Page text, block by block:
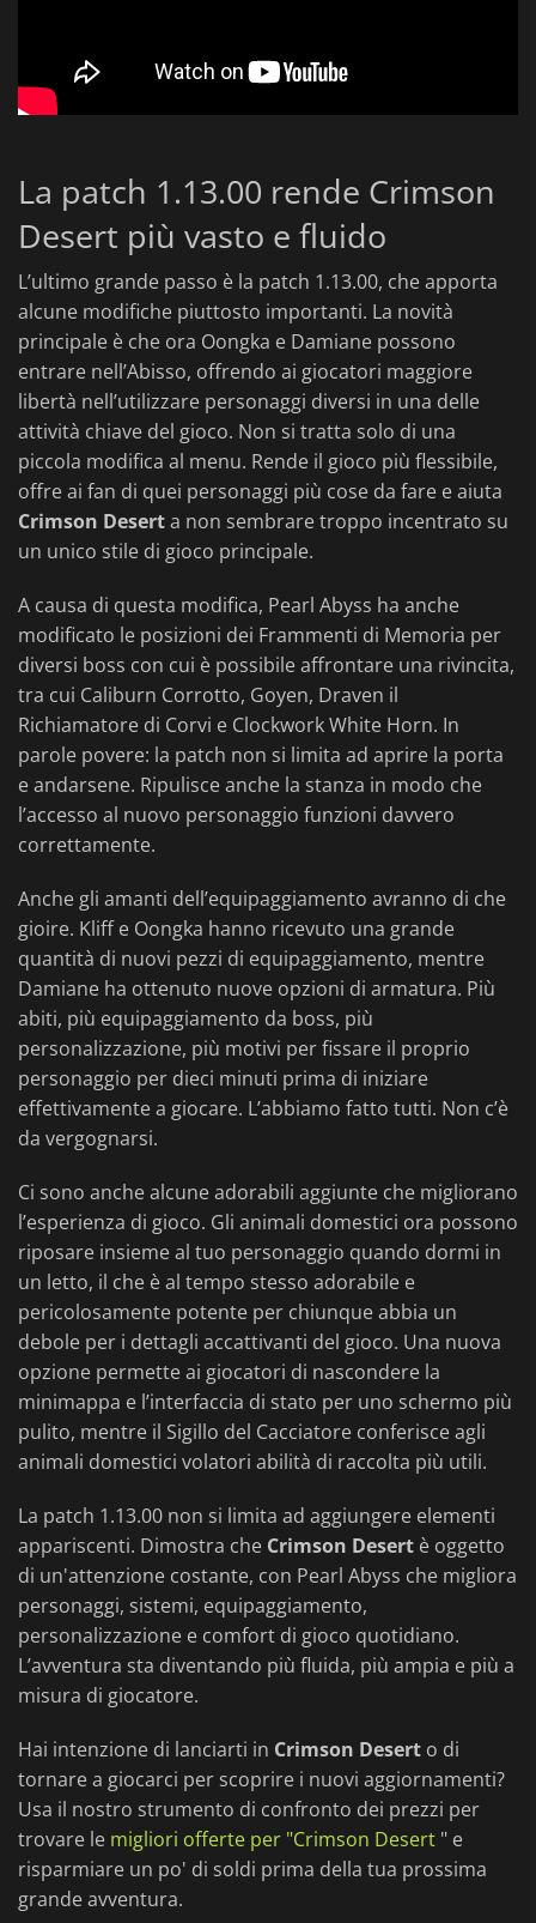
La patch 1.13.00 rende Crimson
Desert più vasto e fluido
L’ultimo grande passo è la patch 1.13.00, che apporta
alcune modifiche piuttosto importanti. La novità
principale è che ora Oongka e Damiane possono
entrare nell’Abisso, offrendo ai giocatori maggiore
libertà nell’utilizzare personaggi diversi in una delle
attività chiave del gioco. Non si tratta solo di una
piccola modifica al menu. Rende il gioco più flessibile,
offre ai fan di quei personaggi più cose da fare e aiuta
Crimson Deserta non sembrare troppo incentrato su
un unico stile di gioco principale.
A causa di questa modifica, Pearl Abyss ha anche
modificato le posizioni dei Frammenti di Memoria per
diversi boss con cui è possibile affrontare una rivincita,
tra cui Caliburn Corrotto, Goyen, Draven il
Richiamatore di Corvi e Clockwork White Horn. In
parole povere: la patch non si limita ad aprire la porta
e andarsene. Ripulisce anche la stanza in modo che
l’accesso al nuovo personaggio funzioni davvero
correttamente.
Anche gli amanti dell’equipaggiamento avranno di che
gioire. Kliff e Oongka hanno ricevuto una grande
quantità di nuovi pezzi di equipaggiamento, mentre
Damiane ha ottenuto nuove opzioni di armatura. Più
abiti, più equipaggiamento da boss, più
personalizzazione, più motivi per fissare il proprio
personaggio per dieci minuti prima di iniziare
effettivamente a giocare. L’abbiamo fatto tutti. Non c’è
da vergognarsi.
Ci sono anche alcune adorabili aggiunte che migliorano
l’esperienza di gioco. Gli animali domestici ora possono
riposare insieme al tuo personaggio quando dormi in
un letto, il che è al tempo stesso adorabile e
pericolosamente potente per chiunque abbia un
debole per i dettagli accattivanti del gioco. Una nuova
opzione permette ai giocatori di nascondere la
minimappa e l’interfaccia di stato per uno schermo più
pulito, mentre il Sigillo del Cacciatore conferisce agli
animali domestici volatori abilità di raccolta più utili.
La patch 1.13.00 non si limita ad aggiungere elementi
appariscenti. Dimostra che Crimson Desert è oggetto
di un'attenzione costante, con Pearl Abyss che migliora
personaggi, sistemi, equipaggiamento,
personalizzazione e comfort di gioco quotidiano.
L’avventura sta diventando più fluida, più ampia e più a
misura di giocatore.
Hai intenzione di lanciarti in Crimson Desert o di
tornare a giocarci per scoprire i nuovi aggiornamenti?
Usa il nostro strumento di confronto dei prezzi per
trovare le migliori offerte per "Crimson Desert " e
risparmiare un po' di soldi prima della tua prossima
grande avventura.